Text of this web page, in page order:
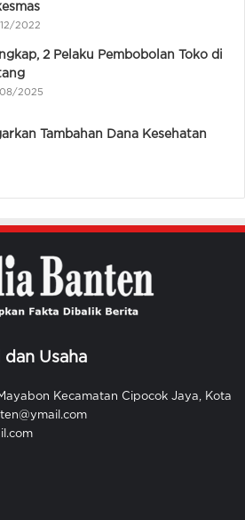
2022
2 Pelaku Pembobolan Toko di
2025
Tambahan Dana Kesehatan
dan Usaha
Kecamatan Cipocok Jaya, Kota